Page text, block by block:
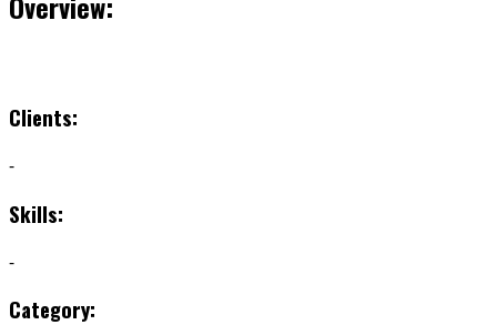
Clients:
-
Skills:
-
Category: